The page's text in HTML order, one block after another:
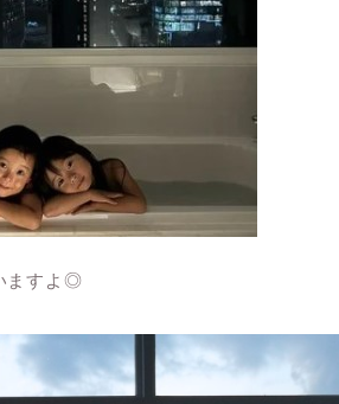
ますよ◎